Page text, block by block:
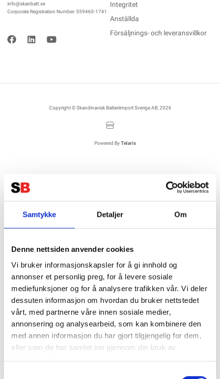
Samtykke Detaljer Om
Denne nettsiden anvender cookies
Vi bruker informasjonskapsler for å gi innhold og
annonser et personlig preg, for å levere sosiale
mediefunksjoner og for å analysere trafikken vår. Vi deler
dessuten informasjon om hvordan du bruker nettstedet
vårt, med partnerne våre innen sosiale medier,
annonsering og analysearbeid, som kan kombinere den
med annen informasjon du har gjort tilgjengelig for dem,
eller som de har samlet inn gjennom din bruk av
tjenestene deres.
info@skanbatt.se
Corporate Registration Number: 559460-1741
Integritet
Anställda
Försäljnings- och leveransvillkor
Copyright © Skandinavisk Batteriimport Sverige AB, 2026
Powered ByTelaris